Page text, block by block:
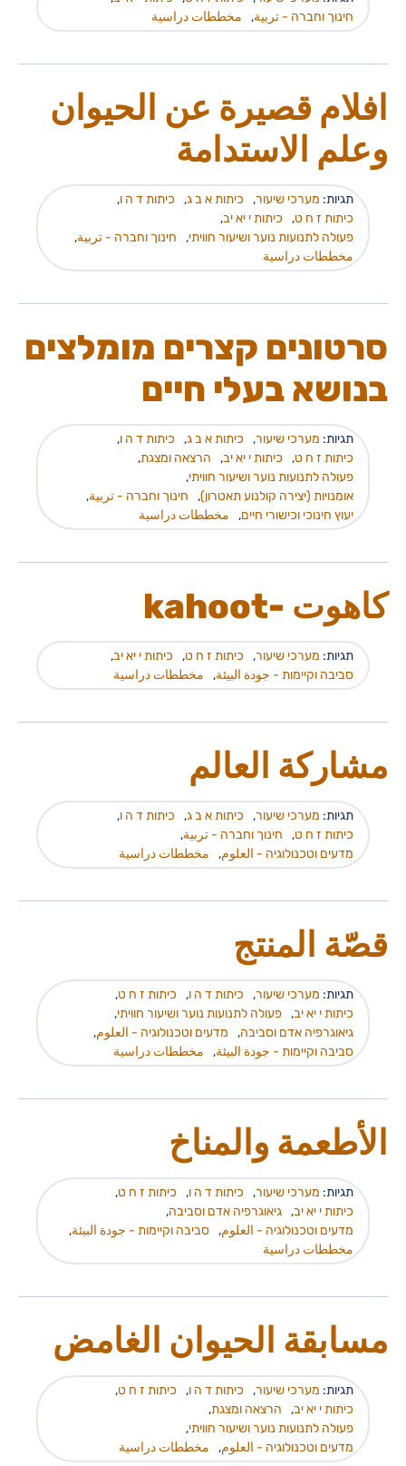
חינוך וחברה - تربية, مخططات دراسية
افلام قصيرة عن الحيوان
وعلم الاستدامة
תגיות: מערכי שיעור, כיתות א ב ג, כיתות ד ה ו,
כיתות ז ח ט, כיתות י יא יב,
פעולה לתנועות נוער ושיעור חוויתי, חינוך וחברה - تربية,
مخططات دراسية
סרטונים קצרים מומלצים
בנושא בעלי חיים
תגיות: מערכי שיעור, כיתות א ב ג, כיתות ד ה ו,
כיתות ז ח ט, כיתות י יא יב, הרצאה ומצגת,
פעולה לתנועות נוער ושיעור חוויתי,
אומנויות (יצירה קולנוע תאטרון), חינוך וחברה - تربية,
יעוץ חינוכי וכישורי חיים, مخططات دراسية
كاهوت -kahoot
תגיות: מערכי שיעור, כיתות ז ח ט, כיתות י יא יב,
סביבה וקיימות - جودة البيئة, مخططات دراسية
مشاركة العالم
תגיות: מערכי שיעור, כיתות א ב ג, כיתות ד ה ו,
כיתות ז ח ט, חינוך וחברה - تربية,
מדעים וטכנולוגיה - العلوم, مخططات دراسية
قصّة المنتج
תגיות: מערכי שיעור, כיתות ד ה ו, כיתות ז ח ט,
כיתות י יא יב, פעולה לתנועות נוער ושיעור חוויתי,
גיאוגרפיה אדם וסביבה, מדעים וטכנולוגיה - العلوم,
סביבה וקיימות - جودة البيئة, مخططات دراسية
الأطعمة والمناخ
תגיות: מערכי שיעור, כיתות ד ה ו, כיתות ז ח ט,
כיתות י יא יב, גיאוגרפיה אדם וסביבה,
מדעים וטכנולוגיה - العلوم, סביבה וקיימות - جودة البيئة,
مخططات دراسية
مسابقة الحيوان الغامض
תגיות: מערכי שיעור, כיתות ד ה ו, כיתות ז ח ט,
כיתות י יא יב, הרצאה ומצגת,
פעולה לתנועות נוער ושיעור חוויתי,
מדעים וטכנולוגיה - العلوم, مخططات دراسية